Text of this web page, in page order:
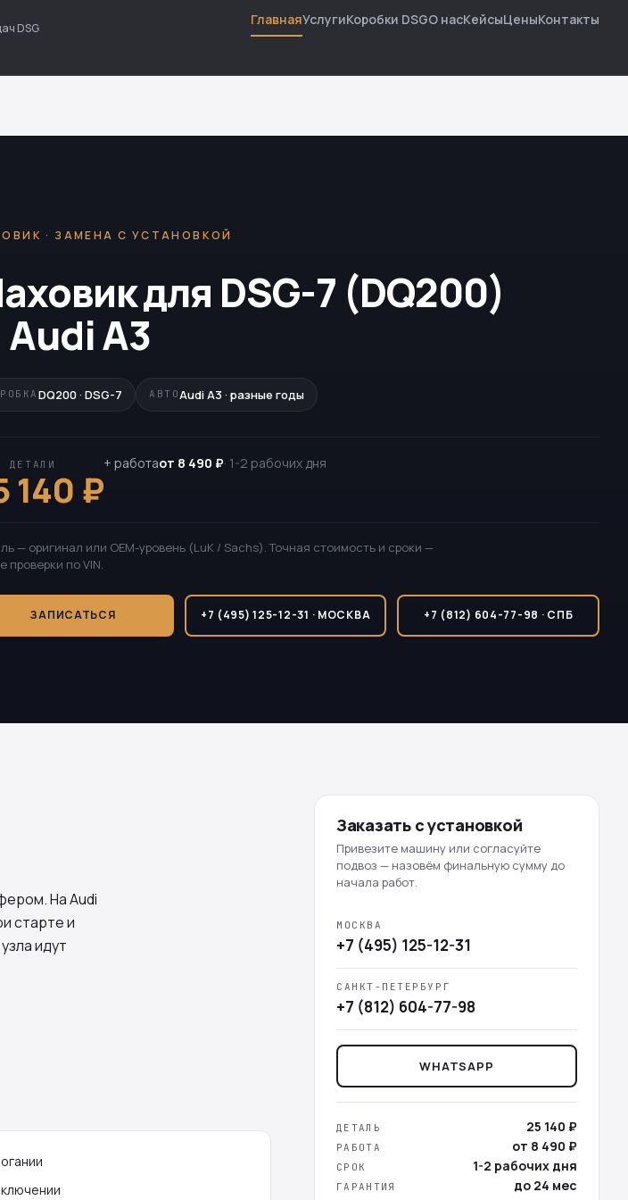
DSG
ГлавнаяУслугиКоробки DSGО насКейсыЦеныКонтакты
· ЗАМЕНА С УСТАНОВКОЙ
для DSG-7 (DQ200)
A3
DQ200 · DSG-7 АВТО Audi A3 · разные годы
ДЕТАЛИ
140 ₽
+ работаот 8 490 ₽· 1-2 рабочих дня
— оригинал или OEM-уровень (LuK / Sachs). Точная стоимость и сроки —
проверки по VIN.
ЗАПИСАТЬСЯ +7 (495) 125-12-31 · МОСКВА +7 (812) 604-77-98 · СПБ
На Audi
старте и
идут
Заказать с установкой
Привезите машину или согласуйте
подвоз — назовём финальную сумму до
начала работ.
МОСКВА
+7 (495) 125-12-31
САНКТ-ПЕТЕРБУРГ
+7 (812) 604-77-98
WHATSAPP
ДЕТАЛЬ 25 140 ₽
РАБОТА от 8 490 ₽
СРОК 1-2 рабочих дня
ГАРАНТИЯ до 24 мес